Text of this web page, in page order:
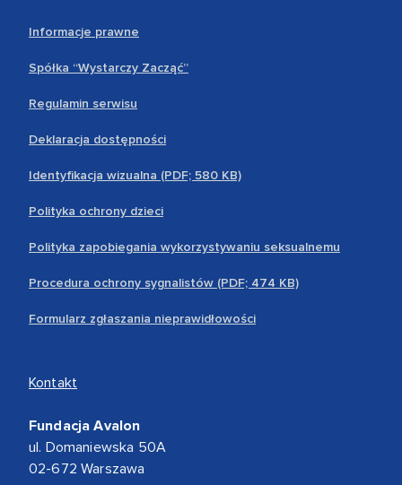
Informacje prawne
Spółka “Wystarczy Zacząć”
Regulamin serwisu
Deklaracja dostępności
Identyfikacja wizualna (PDF; 580 KB)
Polityka ochrony dzieci
Polityka zapobiegania wykorzystywaniu seksualnemu
Procedura ochrony sygnalistów (PDF; 474 KB)
Formularz zgłaszania nieprawidłowości
Kontakt
Fundacja Avalon
ul. Domaniewska 50A
02-672 Warszawa